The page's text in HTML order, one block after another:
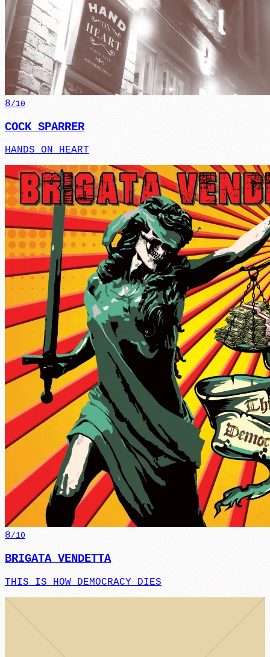
8/10
COCK SPARRER
HANDS ON HEART
8/10
BRIGATA VENDETTA
THIS IS HOW DEMOCRACY DIES